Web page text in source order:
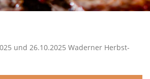
und 26.10.2025 Waderner Herbst-